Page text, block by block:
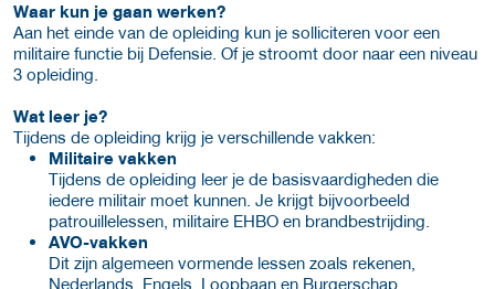
Waar kun je gaan werken?
Aan het einde van de opleiding kun je solliciteren voor een
militaire functie bij Defensie. Of je stroomt door naar een niveau
3 opleiding.
Wat leer je?
Tijdens de opleiding krijg je verschillende vakken:
Militaire vakken
Tijdens de opleiding leer je de basisvaardigheden die
iedere militair moet kunnen. Je krijgt bijvoorbeeld
patrouillelessen, militaire EHBO en brandbestrijding.
AVO-vakken
Dit zijn algemeen vormende lessen zoals rekenen,
Nederlands, Engels, Loopbaan en Burgerschap.